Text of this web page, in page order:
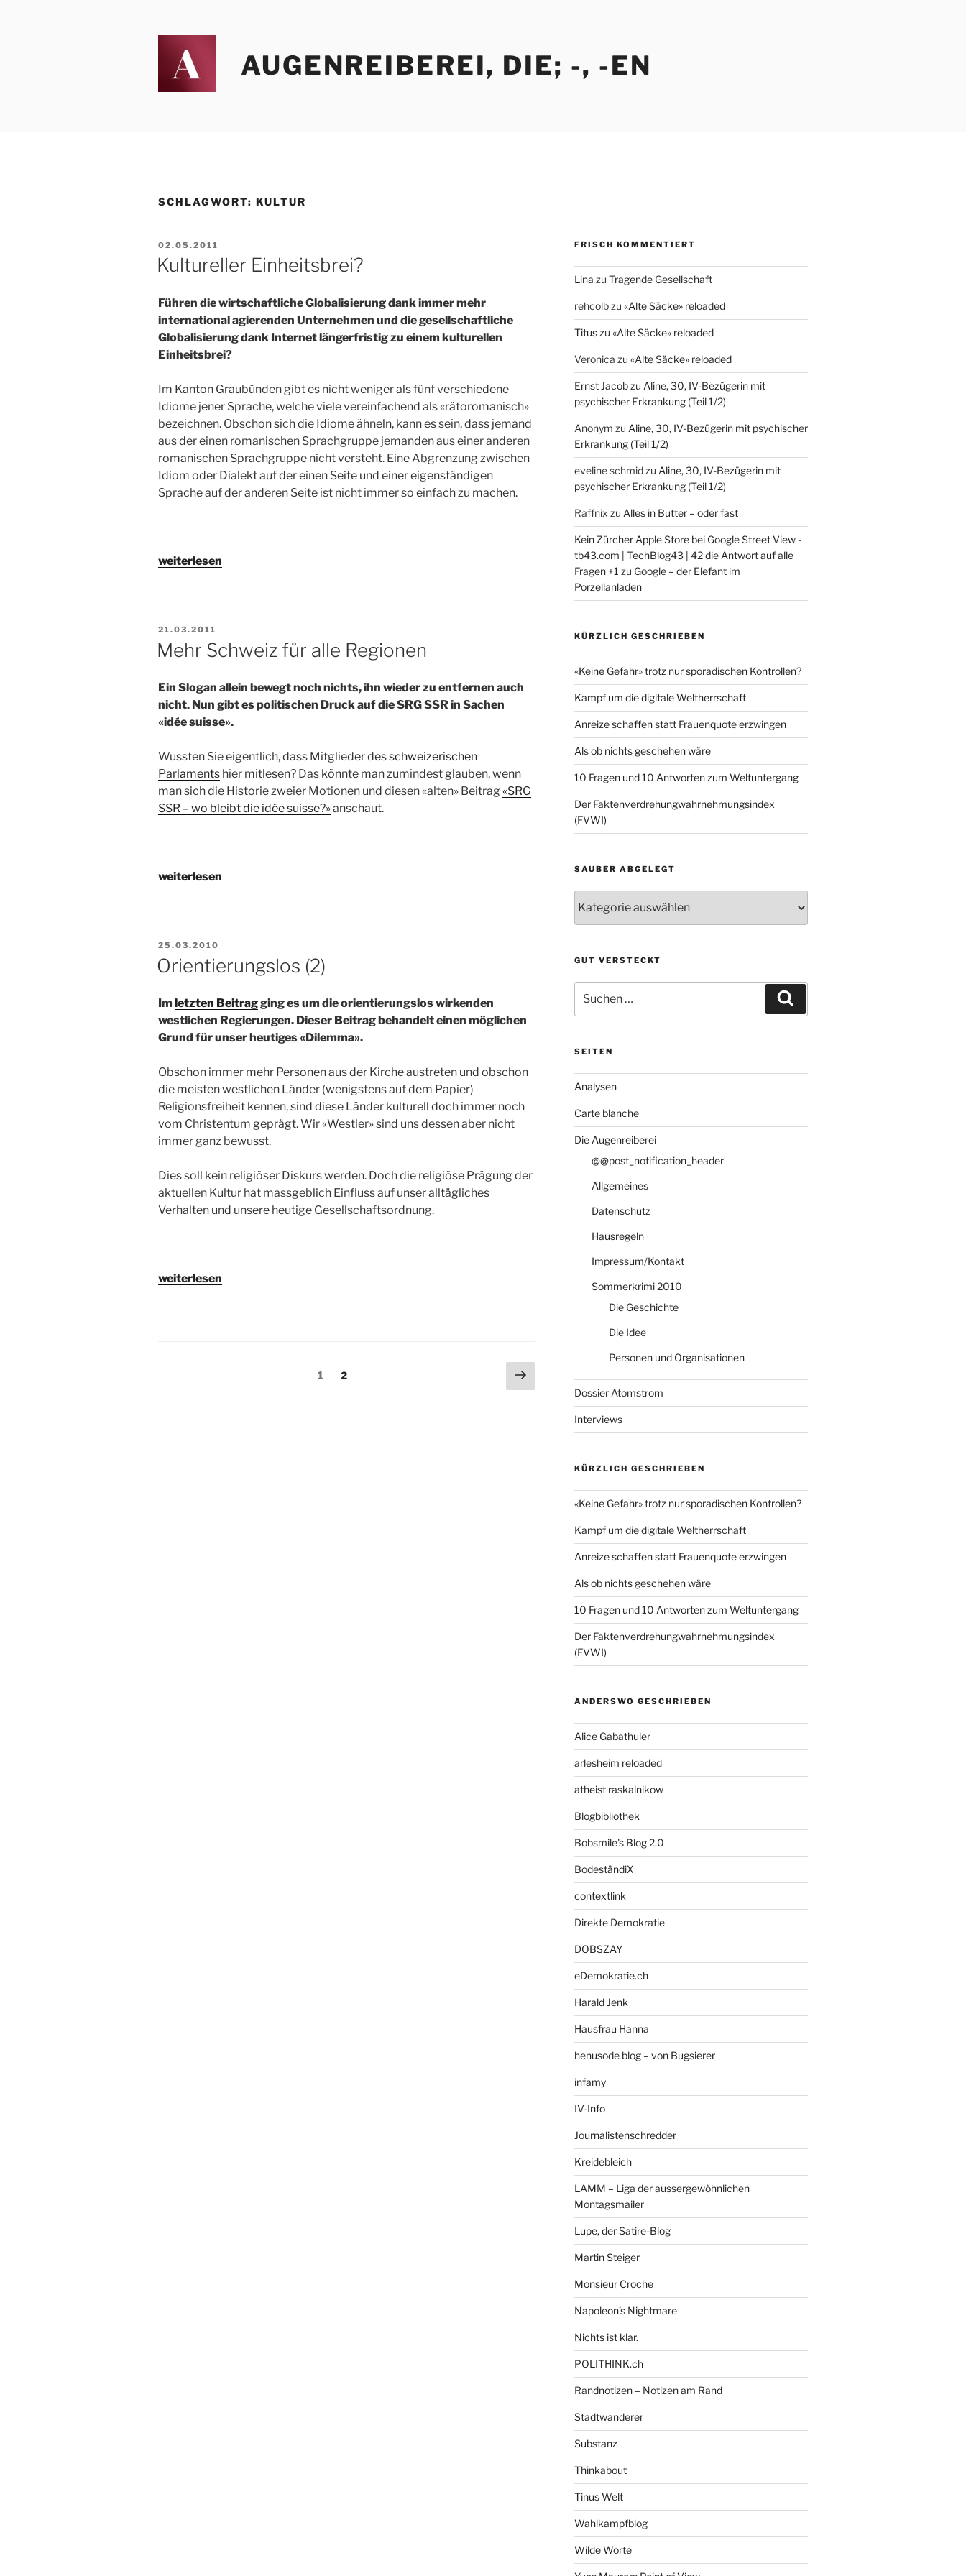
AUGENREIBEREI, DIE; -, -EN
SCHLAGWORT: KULTUR
VERÖFFENTLICHT
AM
02.05.2011
Kultureller Einheitsbrei?
Führen die wirtschaftliche Globalisierung dank immer mehr
international agierenden Unternehmen und die gesellschaftliche
Globalisierung dank Internet längerfristig zu einem kulturellen
Einheitsbrei?
Im Kanton Graubünden gibt es nicht weniger als fünf verschiedene
Idiome jener Sprache, welche viele vereinfachend als «rätoromanisch»
bezeichnen. Obschon sich die Idiome ähneln, kann es sein, dass jemand
aus der einen romanischen Sprachgruppe jemanden aus einer anderen
romanischen Sprachgruppe nicht versteht. Eine Abgrenzung zwischen
Idiom oder Dialekt auf der einen Seite und einer eigenständigen
Sprache auf der anderen Seite ist nicht immer so einfach zu machen.
„Kultureller
weiterlesen
VERÖFFENTLICHT
21.03.2011
Mehr Schweiz für alle Regionen
Ein Slogan allein bewegt noch nichts, ihn wieder zu entfernen auch
nicht. Nun gibt es politischen Druck auf die SRG SSR in Sachen
«idée suisse».
Wussten Sie eigentlich, dass Mitglieder desschweizerischen
Parlaments hier mitlesen? Das könnte man zumindest glauben, wenn
man sich die Historie zweier Motionen und diesen «alten» Beitrag «SRG
SSR – wo bleibt die idée suisse?»anschaut.
„Mehr
Regionen“
weiterlesen
VERÖFFENTLICHT
AM
25.03.2010
Orientierungslos (2)
Im letzten Beitragging es um die orientierungslos wirkenden
westlichen Regierungen. Dieser Beitrag behandelt einen möglichen
Grund für unser heutiges «Dilemma».
Obschon immer mehr Personen aus der Kirche austreten und obschon
die meisten westlichen Länder (wenigstens auf dem Papier)
Religionsfreiheit kennen, sind diese Länder kulturell doch immer noch
vom Christentum geprägt. Wir «Westler» sind uns dessen aber nicht
immer ganz bewusst.
Dies soll kein religiöser Diskurs werden. Doch die religiöse Prägung der
aktuellen Kultur hat massgeblich Einfluss auf unser alltägliches
Verhalten und unsere heutige Gesellschaftsordnung.
„Orientierungslos
weiterlesen
SeitennummerierungSeite
1 Seite
2
Nächste
Seite
FRISCH KOMMENTIERT
Lina zu Tragende Gesellschaft
rehcolbzu «Alte Säcke» reloaded
Tituszu «Alte Säcke» reloaded
Veronica zu «Alte Säcke» reloaded
Ernst Jacobzu Aline, 30, IV-Bezügerin mit
psychischer Erkrankung (Teil 1/2)
Anonym zu Aline, 30, IV-Bezügerin mit psychischer
Erkrankung (Teil 1/2)
eveline schmidzu Aline, 30, IV-Bezügerin mit
psychischer Erkrankung (Teil 1/2)
Raffnix zu Alles in Butter – oder fast
Kein Zürcher Apple Store bei Google Street View -
tb43.com | TechBlog43 | 42 die Antwort auf alle
Fragen +1 zu Google – der Elefant im
Porzellanladen
KÜRZLICH GESCHRIEBEN
«Keine Gefahr» trotz nur sporadischen Kontrollen?
Kampf um die digitale Weltherrschaft
Anreize schaffen statt Frauenquote erzwingen
Als ob nichts geschehen wäre
10 Fragen und 10 Antworten zum Weltuntergang
Der Faktenverdrehungwahrnehmungsindex
(FVWI)
SAUBER ABGELEGT
abgelegt
GUT VERSTECKT
nach:
SEITEN
Analysen
Carte blanche
Die Augenreiberei
@@post_notification_header
Allgemeines
Datenschutz
Hausregeln
Impressum/Kontakt
Sommerkrimi 2010
Die Geschichte
Die Idee
Personen und Organisationen
Dossier Atomstrom
Interviews
KÜRZLICH GESCHRIEBEN
«Keine Gefahr» trotz nur sporadischen Kontrollen?
Kampf um die digitale Weltherrschaft
Anreize schaffen statt Frauenquote erzwingen
Als ob nichts geschehen wäre
10 Fragen und 10 Antworten zum Weltuntergang
Der Faktenverdrehungwahrnehmungsindex
(FVWI)
ANDERSWO GESCHRIEBEN
Alice Gabathuler
arlesheim reloaded
atheist raskalnikow
Blogbibliothek
Bobsmile's Blog 2.0
BodeständiX
contextlink
Direkte Demokratie
DOBSZAY
eDemokratie.ch
Harald Jenk
Hausfrau Hanna
henusode blog – von Bugsierer
infamy
IV-Info
Journalistenschredder
Kreidebleich
LAMM – Liga der aussergewöhnlichen
Montagsmailer
Lupe, der Satire-Blog
Martin Steiger
Monsieur Croche
Napoleon’s Nightmare
Nichts ist klar.
POLITHINK.ch
Randnotizen – Notizen am Rand
Stadtwanderer
Substanz
Thinkabout
Tinus Welt
Wahlkampfblog
Wilde Worte